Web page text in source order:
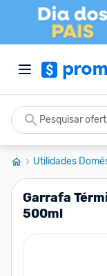
Utilidades
Garrafa
500ml